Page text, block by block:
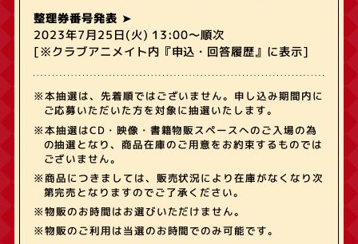
整理券番号発表
2023年7月25日(火) 13:00～順次
[※クラブアニメイト内『申込・回答履歴』に表示]
※本抽選は、先着順ではございません。申し込み期間内に
ご応募いただいた方を対象に抽選いたします。
※本抽選はCD・映像・書籍物販スペースへのご入場の為
の抽選となり、商品在庫のご用意をお約束するものでは
ございません。
※商品につきましては、販売状況により在庫がなくなり次
第完売となりますのでご了承ください。
※物販のお時間はお選びいただけません。
※物販のご利用は当選のお時間でのみ可能です。